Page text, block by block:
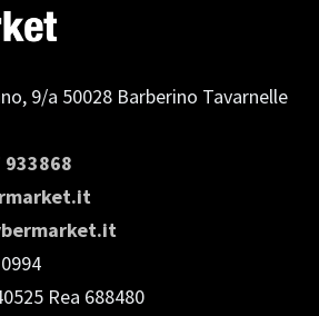
9/a 50028 Barberino Tavarnelle
933868
Rea 688480